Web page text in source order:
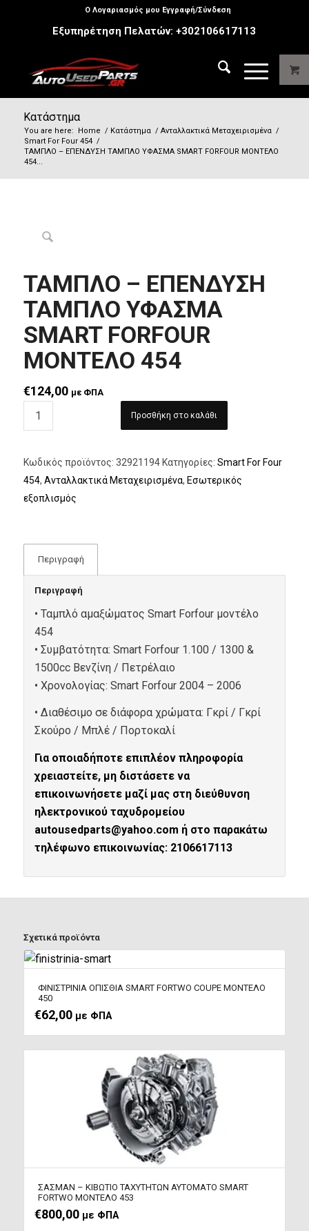
Ο Λογαριασμός μου Εγγραφή/Σύνδεση
Εξυπηρέτηση Πελατών:+302106617113
Κατάστημα
You are here: Home / Κατάστημα / Ανταλλακτικά Μεταχειρισμένα /
Smart For Four 454 /
ΤΑΜΠΛΟ – ΕΠΕΝΔΥΣΗ ΤΑΜΠΛΟ ΥΦΑΣΜΑ SMART FORFOUR ΜΟΝΤΕΛΟ
454...
ΤΑΜΠΛΟ – ΕΠΕΝΔΥΣΗ
ΤΑΜΠΛΟ ΥΦΑΣΜΑ
SMART FORFOUR
ΜΟΝΤΕΛΟ 454
€124,00 με ΦΠΑ
Προσθήκη στο καλάθι
Κωδικός προϊόντος: 32921194 Κατηγορίες: Smart For Four
454, Ανταλλακτικά Μεταχειρισμένα, Εσωτερικός
εξοπλισμός
Περιγραφή
Περιγραφή
• Ταμπλό αμαξώματος Smart Forfour μοντέλο
454
• Συμβατότητα: Smart Forfour 1.100 / 1300 &
1500cc Βενζίνη / Πετρέλαιο
• Xρονολογίας: Smart Forfour 2004 – 2006
• Διαθέσιμο σε διάφορα χρώματα: Γκρί / Γκρί
Σκούρο / Μπλέ / Πορτοκαλί
Για οποιαδήποτε επιπλέον πληροφορία
χρειαστείτε, μη διστάσετε να
επικοινωνήσετε μαζί μας στη διεύθυνση
ηλεκτρονικού ταχυδρομείου
autousedparts@yahoo.com ή στο παρακάτω
τηλέφωνο επικοινωνίας: 2106617113
Σχετικά προϊόντα
ΦΙΝΙΣΤΡΙΝΙΑ ΟΠΙΣΘΙΑ SMART FORTWO COUPE ΜΟΝΤΕΛΟ
450
€62,00 με ΦΠΑ
ΣΑΣΜΑΝ – ΚΙΒΩΤΙΟ ΤΑΧΥΤΗΤΩΝ ΑΥΤΟΜΑΤΟ SMART
FORTWO ΜΟΝΤΕΛΟ 453
€800,00 με ΦΠΑ